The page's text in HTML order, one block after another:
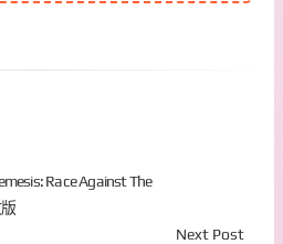
Race Against The
Next Post